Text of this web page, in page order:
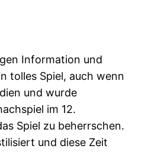
Information und
tolles Spiel, auch wenn
und wurde
im 12.
Spiel zu beherrschen.
und diese Zeit